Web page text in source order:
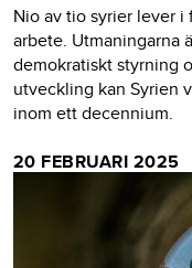
Nio av tio syrier lever
arbete. Utmaningarna
demokratiskt styrning
utveckling kan Syrien
inom ett decennium.
20 FEBRUARI 2025